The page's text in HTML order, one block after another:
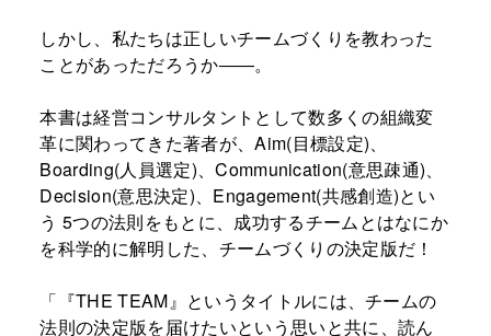
しかし、私たちは正しいチームづくりを教わった
ことがあっただろうか――。
本書は経営コンサルタントとして数多くの組織変
革に関わってきた著者が、Aim(目標設定)、
Boarding(人員選定)、Communication(意思疎通)、
Decision(意思決定)、Engagement(共感創造)とい
う 5つの法則をもとに、成功するチームとはなにか
を科学的に解明した、チームづくりの決定版だ！
「『THE TEAM』というタイトルには、チームの
法則の決定版を届けたいという思いと共に、読ん